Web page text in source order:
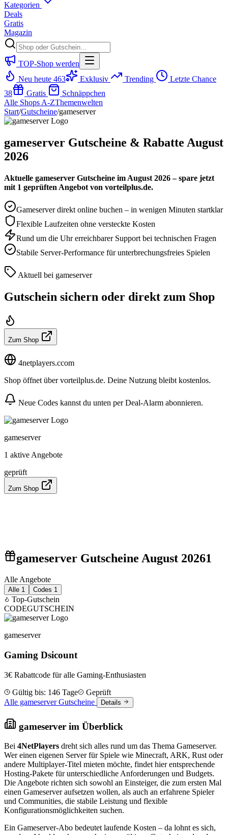
Kategorien
Deals
Gratis
Magazin
TOP-Shop werden
Neu heute 463 Exklusiv Trending
Letzte Chance
38
Gratis
Schnäppchen
Alle Shops A-ZThemenwelten
Start/Gutscheine/gameserver
gameserver Gutscheine & Rabatte August
2026
Aktuelle gameserver Gutscheine im August 2026 – spare jetzt
mit 1 geprüften Angebot von vorteilplus.de.
Gameserver direkt online buchen – in wenigen Minuten startklar
Flexible Laufzeiten ohne versteckte Kosten
Rund um die Uhr erreichbarer Support bei technischen Fragen
Stabile Server-Performance für unterbrechungsfreies Spielen
Aktuell bei gameserver
Gutschein sichern oder direkt zum Shop
Zum Shop
4netplayers.ccom
Shop öffnet über vorteilplus.de. Deine Nutzung bleibt kostenlos.
Neue Codes kannst du unten per Deal-Alarm abonnieren.
gameserver
1 aktive Angebote
geprüft
Zum Shop
gameserver Gutscheine August 20261
Alle Angebote
Alle 1 Codes 1
Top-Gutschein
CODEGUTSCHEIN
gameserver
Gaming Dsicount
3€ Rabattcode für alle Gaming-Enthusiasten
Gültig bis: 146 Tage
Geprüft
Alle gameserver Gutscheine
Details
gameserver im Überblick
Bei 4NetPlayers dreht sich alles rund um das Thema Gameserver.
Wer einen eigenen Server für Spiele wie Minecraft, ARK, Rust oder
andere Multiplayer-Titel mieten möchte, findet hier entsprechende
Hosting-Pakete für unterschiedliche Anforderungen und Budgets.
Die Angebote richten sich sowohl an Einsteiger, die zum ersten Mal
einen Gameserver aufsetzen wollen, als auch an erfahrene Spieler
und Communities, die stabile Leistung und flexible
Konfigurationsmöglichkeiten suchen.
Ein Gameserver-Abo bedeutet laufende Kosten – da lohnt es sich,